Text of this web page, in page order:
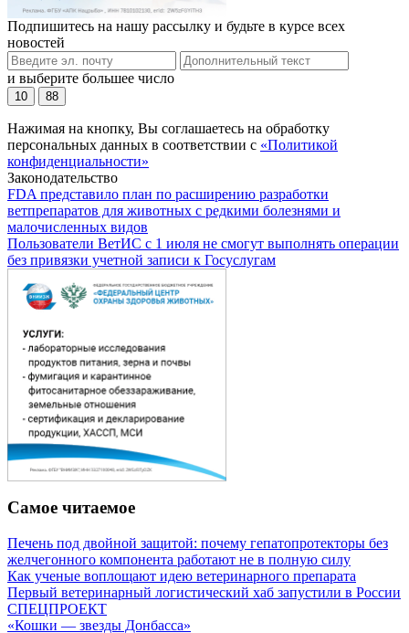
Подпишитесь на нашу рассылку и будьте в курсе всех
новостей
и выберите большее число
10 88
Нажимая на кнопку, Вы соглашаетесь на обработку
персональных данных в соответствии с «Политикой
конфиденциальности»
Законодательство
FDA представило план по расширению разработки
ветпрепаратов для животных с редкими болезнями и
малочисленных видов
Пользователи ВетИС с 1 июля не смогут выполнять операции
без привязки учетной записи к Госуслугам
Самое читаемое
Печень под двойной защитой: почему гепатопротекторы без
желчегонного компонента работают не в полную силу
Как ученые воплощают идею ветеринарного препарата
Первый ветеринарный логистический хаб запустили в России
СПЕЦПРОЕКТ
«Кошки — звезды Донбасса»